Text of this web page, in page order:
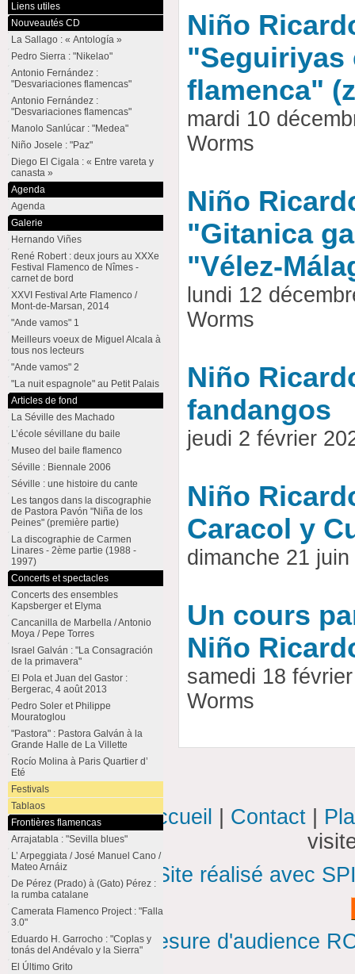
Niño
"Seguiriyas
flamenca"
mardi 10
Worms
Niño
"Gitanica
"Vélez-
lundi 12
Worms
Niño
fandangos
jeudi 2 février
Niño
Caracol y
dimanche 21
Un cours
Niño
samedi 18
Worms
Liens utiles
Nouveautés CD
La Sallago : « Antología »
Pedro Sierra : "Nikelao"
Antonio Fernández :
"Desvariaciones flamencas"
Antonio Fernández :
"Desvariaciones flamencas"
Manolo Sanlúcar : "Medea"
Niño Josele : "Paz"
Diego El Cigala : « Entre vareta y
canasta »
Agenda
Agenda
Galerie
Hernando Viñes
René Robert : deux jours au XXXe
Festival Flamenco de Nîmes -
carnet de bord
XXVI Festival Arte Flamenco /
Mont-de-Marsan, 2014
"Ande vamos" 1
Meilleurs voeux de Miguel Alcala à
tous nos lecteurs
"Ande vamos" 2
"La nuit espagnole" au Petit Palais
Articles de fond
La Séville des Machado
L’école sévillane du baile
Museo del baile flamenco
Séville : Biennale 2006
Séville : une histoire du cante
Les tangos dans la discographie
de Pastora Pavón "Niña de los
Peines" (première partie)
La discographie de Carmen
Linares - 2ème partie (1988 -
1997)
Concerts et spectacles
Concerts des ensembles
Kapsberger et Elyma
Cancanilla de Marbella / Antonio
Moya / Pepe Torres
Israel Galván : "La Consagración
de la primavera"
El Pola et Juan del Gastor :
Bergerac, 4 août 2013
Pedro Soler et Philippe
Mouratoglou
"Pastora" : Pastora Galván à la
Grande Halle de La Villette
Rocío Molina à Paris Quartier d’
Eté
Festivals
Tablaos
Frontières flamencas
Arrajatabla : "Sevilla blues"
L’ Arpeggiata / José Manuel Cano /
Mateo Arnáiz
De Pérez (Prado) à (Gato) Pérez :
la rumba catalane
Camerata Flamenco Project : "Falla
3.0"
Eduardo H. Garrocho : "Coplas y
tonás del Andévalo y la Sierra"
El Último Grito
Accueil Contact
Site réalisé avec
Mesure d'audience